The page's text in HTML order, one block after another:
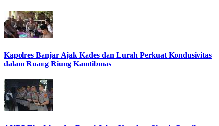
Kapolres Banjar Ajak Kades dan Lurah Perkuat Kondusivitas
dalam Ruang Riung Kamtibmas